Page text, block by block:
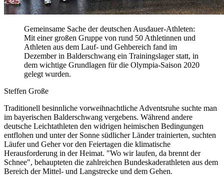
Gemeinsame Sache der deutschen Ausdauer-Athleten:
Mit einer großen Gruppe von rund 50 Athletinnen und
Athleten aus dem Lauf- und Gehbereich fand im
Dezember in Balderschwang ein Trainingslager statt, in
dem wichtige Grundlagen für die Olympia-Saison 2020
gelegt wurden.
Steffen Große
Traditionell besinnliche vorweihnachtliche Adventsruhe suchte man
im bayerischen Balderschwang vergebens. Während andere
deutsche Leichtathleten den widrigen heimischen Bedingungen
entflohen und unter der Sonne südlicher Länder trainierten, suchten
Läufer und Geher vor den Feiertagen die klimatische
Herausforderung in der Heimat. "Wo wir laufen, da brennt der
Schnee", behaupteten die zahlreichen Bundeskaderathleten aus dem
Bereich der Mittel- und Langstrecke und dem Gehen.